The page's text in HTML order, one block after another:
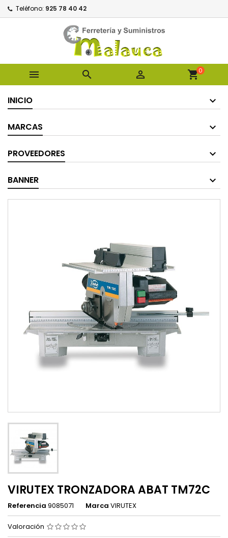
Teléfono: 925 78 40 42
   shopping_cart0
INICIO
MARCAS
PROVEEDORES
BANNER
VIRUTEX TRONZADORA ABAT TM72C
Referencia 9085071 Marca VIRUTEX
Valoración